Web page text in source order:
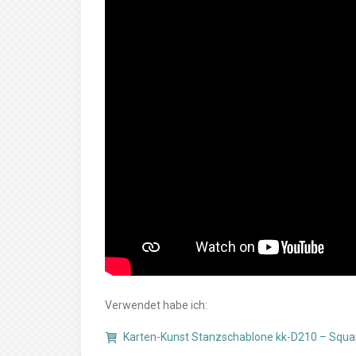
Verwendet habe ich:
Karten-Kunst Stanzschablone kk-D210 –